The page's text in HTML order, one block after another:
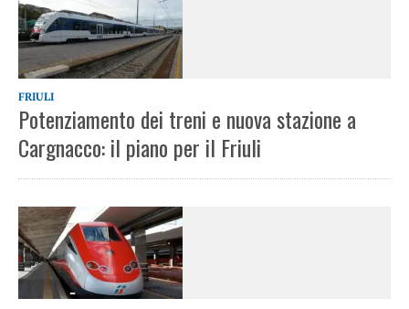
FRIULI
Potenziamento dei treni e nuova stazione a
Cargnacco: il piano per il Friuli